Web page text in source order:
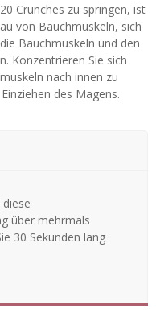
Crunches zu springen, ist
von Bauchmuskeln, sich
Bauchmuskeln und den
Konzentrieren Sie sich
nach innen zu
des Magens.
über mehrmals
30 Sekunden lang